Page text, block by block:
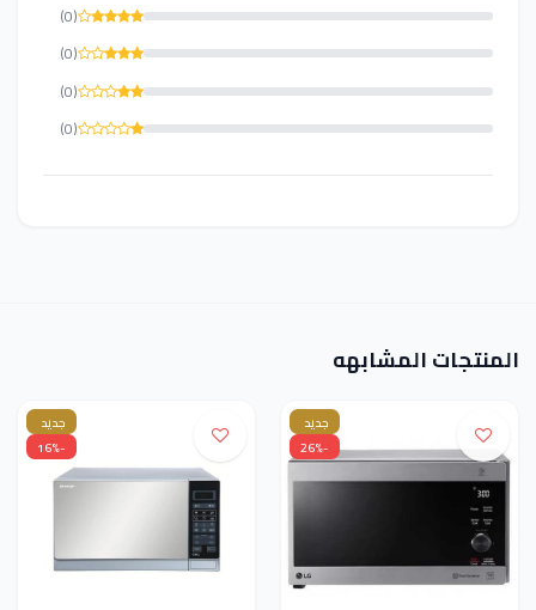
(0)
(0)
(0)
(0)
المنتجات المشابهه
جديد
-26%
جديد
-16%